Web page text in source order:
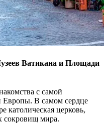
Ватикана и Площади
с самой
Европы. В самом сердце
католическая церковь,
сокровищ мира.